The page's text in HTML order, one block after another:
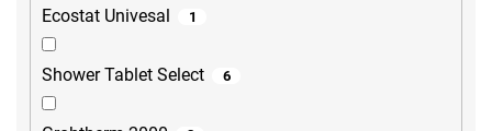
Ecostat Univesal 1
Shower Tablet Select 6